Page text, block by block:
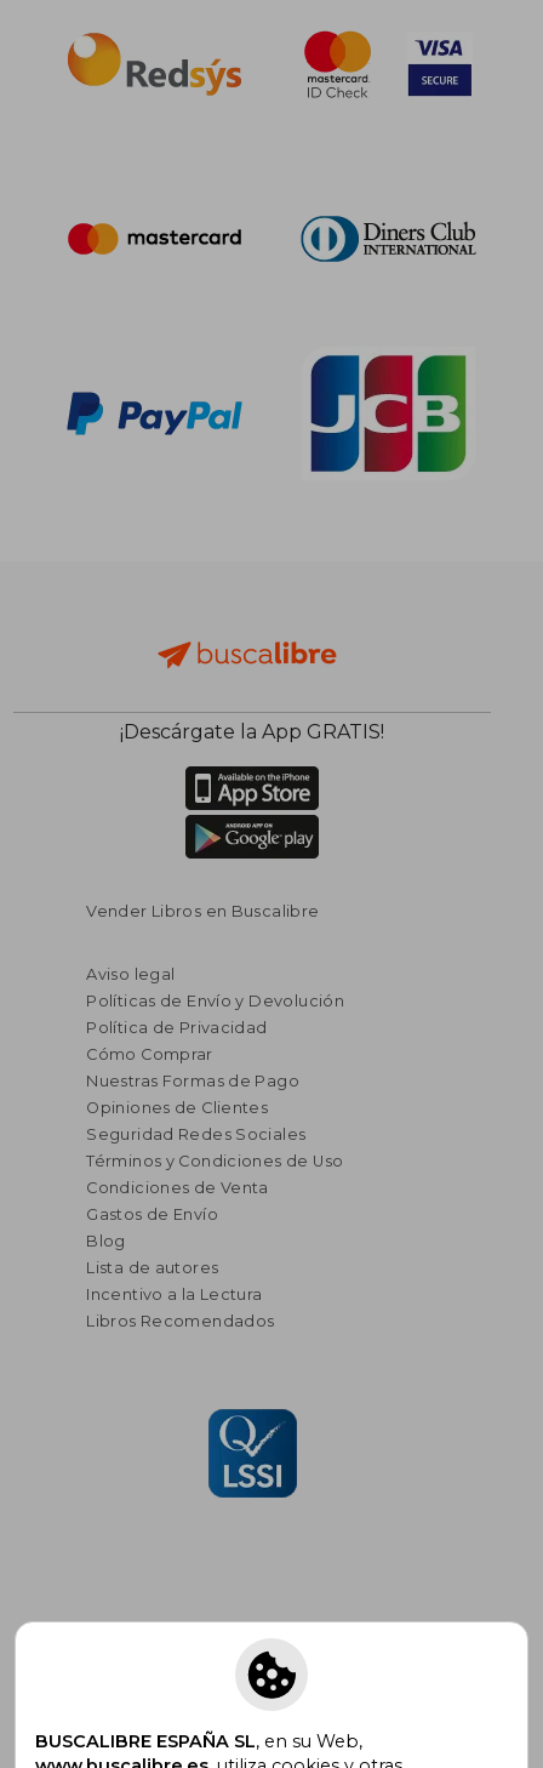
¡Descárgate la App GRATIS!
Vender Libros en Buscalibre
Aviso legal
Políticas de Envío y Devolución
Política de Privacidad
Cómo Comprar
Nuestras Formas de Pago
Opiniones de Clientes
Seguridad Redes Sociales
Términos y Condiciones de Uso
Condiciones de Venta
Gastos de Envío
Blog
Lista de autores
Incentivo a la Lectura
Libros Recomendados
Suscríbete para recibir ofertas y
promociones
BUSCALIBRE ESPAÑA SL, en su Web,